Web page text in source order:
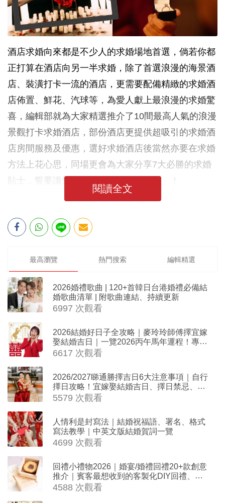
酒店求婚向來都是不少人的求婚場地首選，倘若你都
正打算在酒店向另一半求婚，除了首選浪漫的海景酒
店、裝潢打卡一流的酒店，更需要配備精緻的求婚酒
店佈置、鮮花、汽球等，為愛人獻上最浪漫的求婚驚
喜，編輯部就為大家精選推介了10間最高人氣的浪漫
景觀打卡求婚酒店，部份酒店更提供超吸引的求婚酒
店房間服務及優惠，選好求婚酒店後當然亦要在求婚
方法上花心思，同場更會為大家分享7大必勝的求婚
貼士，誓要讓愛侶大聲說出「Yes, I Do」！
閱讀全文
最高瀏覽 熱門搜索 編輯精選
2026婚禮歌曲 | 120+首韓日台港婚禮必備結
婚歌曲清單 | 附歌曲連結、持續更新
6997 次觀看
2026結婚好日子全攻略｜麥玲玲師傅擇宜嫁
娶結婚吉日｜一覽2026丙午馬年運程！專業
擇日結婚+避開沖煞生肖指南
6617 次觀看
2026/2027睇通勝擇吉日6大注意事項｜自行
擇日攻略！宜嫁娶結婚吉日、擇日禁忌、相
沖生肖一覽
5579 次觀看
人情利是封寫法｜結婚祝福語、署名、格式
寫法教學｜中英文版結婚賀詞一覽
4699 次觀看
回禮小禮物2026｜婚宴/婚禮回禮20+款創意
推介｜賓客最想收到的客製化DIY回禮、姊
妹禮物（持續更新）
4588 次觀看